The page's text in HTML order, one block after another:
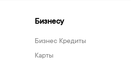
Бизнесу
Бизнес Кредиты
Карты